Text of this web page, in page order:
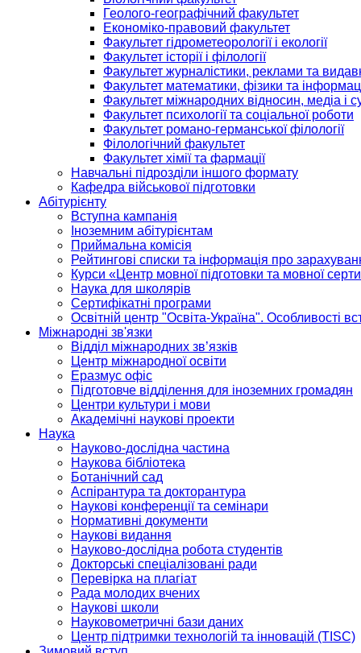
Геолого-географічний факультет
Економіко-правовий факультет
Факультет гідрометеорології і екології
Факультет історії і філології
Факультет журналістики, реклами та
Факультет математики, фізики та
Факультет міжнародних відносин, медіа і
Факультет психології та соціальної роботи
Факультет романо-германської філології
Філологічний факультет
Факультет хімії та фармації
Навчальні підрозділи іншого формату
Кафедра військової підготовки
Абітурієнту
Вступна кампанія
Іноземним абітурієнтам
Приймальна комісія
Рейтингові списки та інформація про
Курси «Центр мовної підготовки та мовної
Наука для школярів
Сертифікатні програми
Освітній центр "Освіта-Україна". Особливості
Міжнародні зв'язки
Відділ міжнародних зв’язків
Центр міжнародної освіти
Еразмус офіс
Підготовче відділення для іноземних громадян
Центри культури і мови
Академічні наукові проекти
Наука
Науково-дослідна частина
Наукова бібліотека
Ботанічний сад
Аспірантура та докторантура
Наукові конференції та семінари
Нормативні документи
Наукові видання
Науково-дослідна робота студентів
Докторські спеціалізовані ради
Перевірка на плагіат
Рада молодих вчених
Наукові школи
Науковометричні бази даних
Центр підтримки технологій та інновацій (TISC)